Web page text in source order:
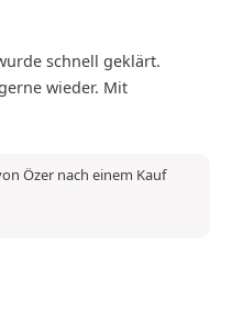
schnell geklärt.
wieder. Mit
Özer nach einem Kauf